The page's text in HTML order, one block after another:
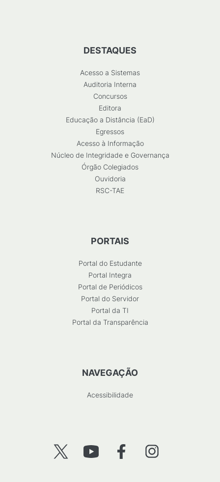
DESTAQUES
Acesso a Sistemas
Auditoria Interna
Concursos
Editora
Educação a Distância (EaD)
Egressos
Acesso à Informação
Núcleo de Integridade e Governança
Órgão Colegiados
Ouvidoria
RSC-TAE
PORTAIS
Portal do Estudante
Portal Integra
Portal de Periódicos
Portal do Servidor
Portal da TI
Portal da Transparência
NAVEGAÇÃO
Acessibilidade